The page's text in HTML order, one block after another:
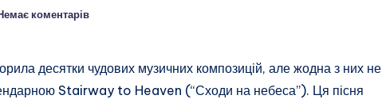
коментарів
десятки чудових музичних композицій, але жодна з них не
Stairway to Heaven (“Сходи на небеса”). Ця пісня